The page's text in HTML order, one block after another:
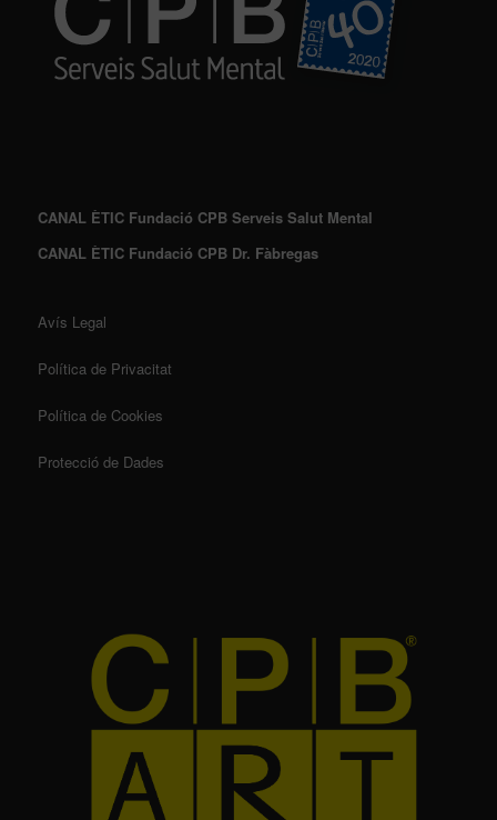
CANAL ÈTIC Fundació CPB Serveis Salut Mental
CANAL ÈTIC Fundació CPB Dr. Fàbregas
Avís Legal
Política de Privacitat
Política de Cookies
Protecció de Dades